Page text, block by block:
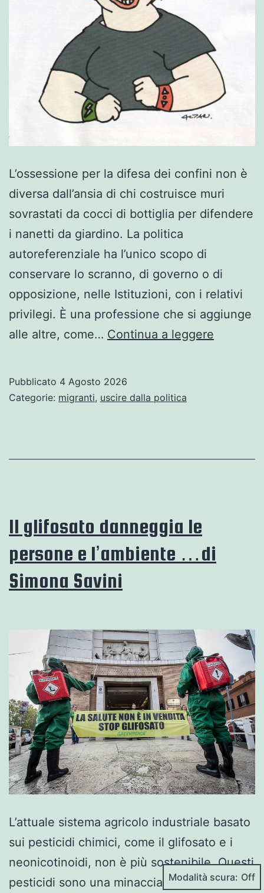
L’ossessione per la difesa dei confini non è
diversa dall’ansia di chi costruisce muri
sovrastati da cocci di bottiglia per difendere
i nanetti da giardino. La politica
autoreferenziale ha l’unico scopo di
conservare lo scranno, di governo o di
opposizione, nelle Istituzioni, con i relativi
privilegi. È una professione che si aggiunge
alle altre, come… Continua a leggere
Pubblicato 4 Agosto 2026
Categorie: migranti, uscire dalla politica
Il glifosato danneggia le
persone e l’ambiente …di
Simona Savini
L’attuale sistema agricolo industriale basato
sui pesticidi chimici, come il glifosato e i
neonicotinoidi, non è più sostenibile. Questi
pesticidi sono una minaccia per le api e per
Modalità scura: